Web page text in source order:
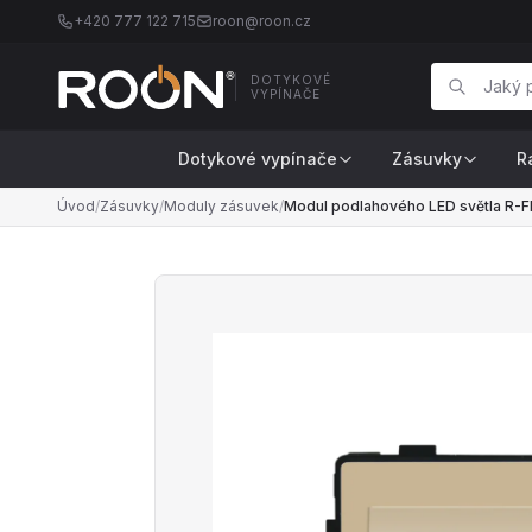
+420 777 122 715 roon@roon.cz
DOTYKOVÉ
VYPÍNAČE
Dotykové vypínače Zásuvky
Úvod/Zásuvky/Moduly zásuvek/Modul podlahového LED světla R-